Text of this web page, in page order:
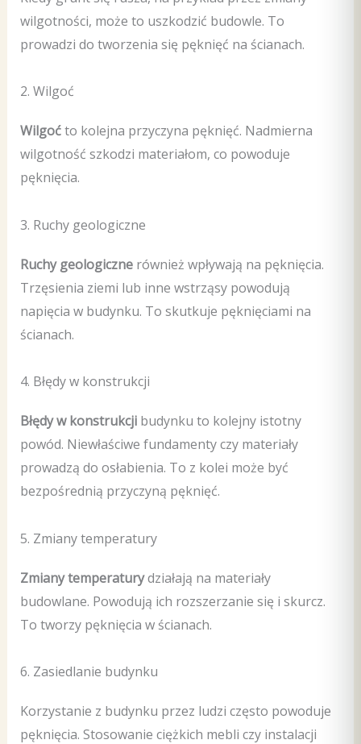
wilgotności, może to uszkodzić budowle. To
prowadzi do tworzenia się pęknięć na ścianach.
2. Wilgoć
Wilgoćto kolejna przyczyna pęknięć. Nadmierna
wilgotność szkodzi materiałom, co powoduje
pęknięcia.
3. Ruchy geologiczne
Ruchy geologicznerównież wpływają na pęknięcia.
Trzęsienia ziemi lub inne wstrząsy powodują
napięcia w budynku. To skutkuje pęknięciami na
ścianach.
4. Błędy w konstrukcji
Błędy w konstrukcjibudynku to kolejny istotny
powód. Niewłaściwe fundamenty czy materiały
prowadzą do osłabienia. To z kolei może być
bezpośrednią przyczyną pęknięć.
5. Zmiany temperatury
Zmiany temperaturydziałają na materiały
budowlane. Powodują ich rozszerzanie się i skurcz.
To tworzy pęknięcia w ścianach.
6. Zasiedlanie budynku
Korzystanie z budynku przez ludzi często powoduje
pęknięcia. Stosowanie ciężkich mebli czy instalacji